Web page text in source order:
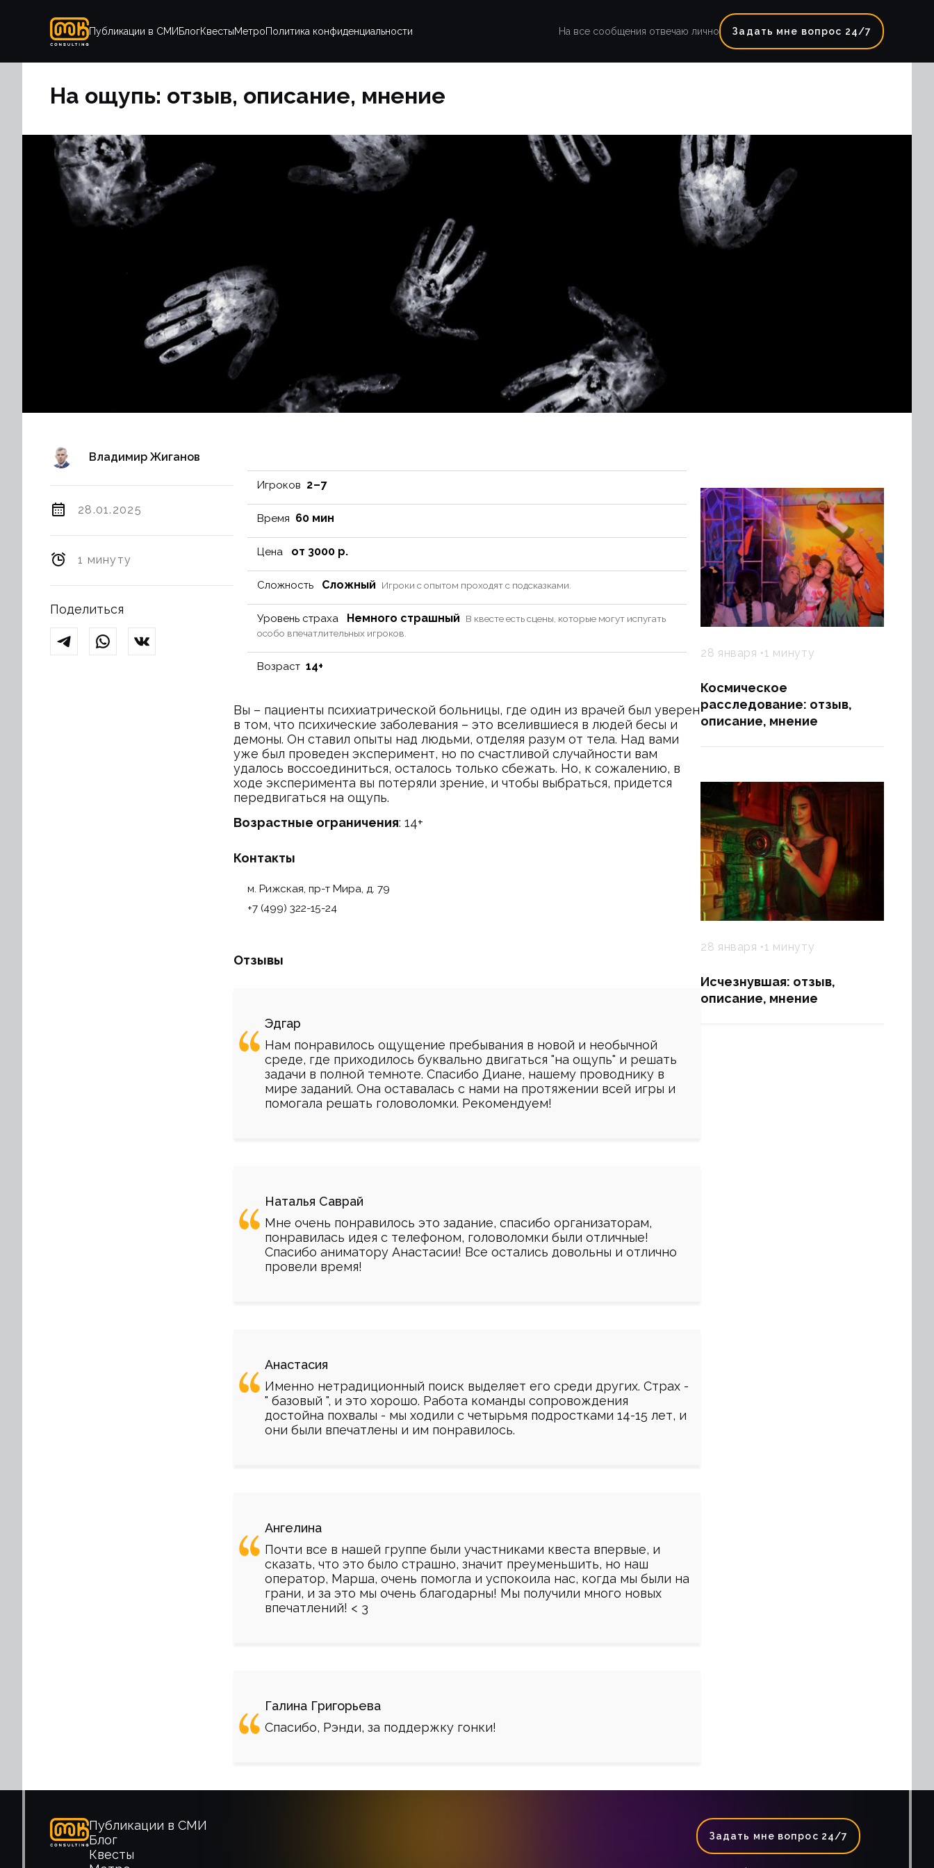
Публикации в СМИ БлогКвестыМетроПолитика конфиденциальности На все сообщения отвечаю лично Задать мне вопрос 24/7
На ощупь: отзыв, описание, мнение
Владимир Жиганов
28.01.2025
1 минуту
Поделиться
Игроков 2 – 7
Время 60 мин
Цена от 3000 р.
Сложность Сложный Игроки с опытом проходят с подсказками.
Уровень страха Немного страшный
В квесте есть сцены, которые могут испугать
особо впечатлительных игроков.
Возраст 14+
Вы – пациенты психиатрической больницы, где один из врачей был уверен
в том, что психические заболевания – это вселившиеся в людей бесы и
демоны. Он ставил опыты над людьми, отделяя разум от тела. Над вами
уже был проведен эксперимент, но по счастливой случайности вам
удалось воссоединиться, осталось только сбежать. Но, к сожалению, в
ходе эксперимента вы потеряли зрение, и чтобы выбраться, придется
передвигаться на ощупь.
Возрастные ограничения: 14+
Контакты
м. Рижская, пр-т Мира, д. 79
+7 (499) 322-15-24
Отзывы
Эдгар
Нам понравилось ощущение пребывания в новой и необычной
среде, где приходилось буквально двигаться "на ощупь" и решать
задачи в полной темноте. Спасибо Диане, нашему проводнику в
мире заданий. Она оставалась с нами на протяжении всей игры и
помогала решать головоломки. Рекомендуем!
Наталья Саврай
Мне очень понравилось это задание, спасибо организаторам,
понравилась идея с телефоном, головоломки были отличные!
Спасибо аниматору Анастасии! Все остались довольны и отлично
провели время!
Анастасия
Именно нетрадиционный поиск выделяет его среди других. Страх -
" базовый ", и это хорошо. Работа команды сопровождения
достойна похвалы - мы ходили с четырьмя подростками 14-15 лет, и
они были впечатлены и им понравилось.
Ангелина
Почти все в нашей группе были участниками квеста впервые, и
сказать, что это было страшно, значит преуменьшить, но наш
оператор, Марша, очень помогла и успокоила нас, когда мы были на
грани, и за это мы очень благодарны! Мы получили много новых
впечатлений! < 3
Галина Григорьева
Спасибо, Рэнди, за поддержку гонки!
28 января 1 минуту
Космическое
расследование: отзыв,
описание, мнение
28 января 1 минуту
Исчезнувшая: отзыв,
описание, мнение
Публикации в СМИ
Блог
Квесты
Задать мне вопрос 24/7